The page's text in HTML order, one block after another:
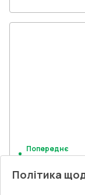
Попереднє
замовлення
Політика